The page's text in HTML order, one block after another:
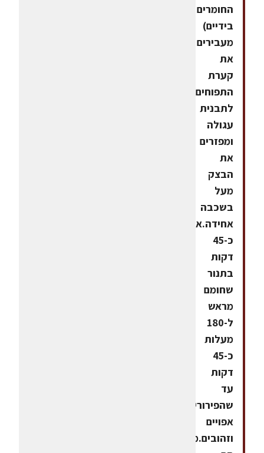
החומרים
בידיים)
מעבירים
את
קערת
התפוחים
לתבנית
עגולה
ומפזרים
את
הבצק
מעל
בשכבה
אחידה.אופים
כ-45
דקות
בתנור
שחומם
מראש
ל-180
מעלות
כ-45
דקות
עד
שהפירורים
אפויים
וזהובים.מגישים